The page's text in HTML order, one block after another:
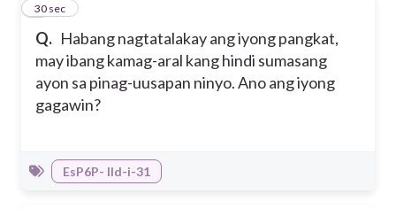
Q. Habang nagtatalakay ang iyong pangkat,
may ibang kamag-aral kang hindi sumasang
ayon sa pinag-uusapan ninyo. Ano ang iyong
gagawin?
4
30 sec
EsP6P- IId-i-31